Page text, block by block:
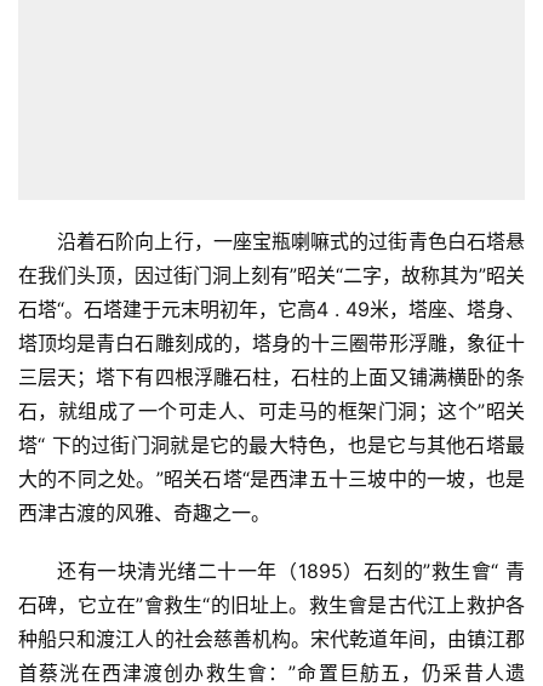
沿着石阶向上行，一座宝瓶喇嘛式的过街青色白石塔悬
在我们头顶，因过街门洞上刻有”昭关“二字，故称其为”昭关
石塔“。石塔建于元末明初年，它高4 . 49米，塔座、塔身、
塔顶均是青白石雕刻成的，塔身的十三圈带形浮雕，象征十
三层天；塔下有四根浮雕石柱，石柱的上面又铺满横卧的条
石，就组成了一个可走人、可走马的框架门洞；这个”昭关
塔“ 下的过街门洞就是它的最大特色，也是它与其他石塔最
大的不同之处。”昭关石塔“是西津五十三坡中的一坡，也是
西津古渡的风雅、奇趣之一。
还有一块清光绪二十一年（1895）石刻的”救生會“ 青
石碑，它立在”會救生“的旧址上。救生會是古代江上救护各
种船只和渡江人的社会慈善机构。宋代乾道年间，由镇江郡
首蔡洸在西津渡创办救生會：”命置巨舫五，仍采昔人遗